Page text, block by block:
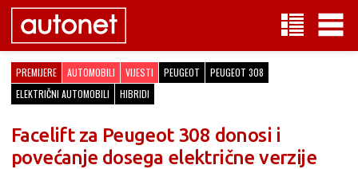
PREMIJERE AUTOMOBILI VIJESTI PEUGEOT
PEUGEOT 308
ELEKTRIČNI AUTOMOBILI
HIBRIDI
Facelift za Peugeot 308 donosi i
povećanje dosega električne verzije